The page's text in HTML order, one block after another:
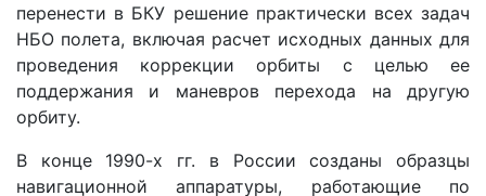
перенести в БКУ решение практически всех задач
НБО полета, включая расчет исходных данных для
проведения коррекции орбиты с целью ее
поддержания и маневров перехода на другую
орбиту.
В конце 1990-х гг. в России созданы образцы
навигационной аппаратуры, работающие по